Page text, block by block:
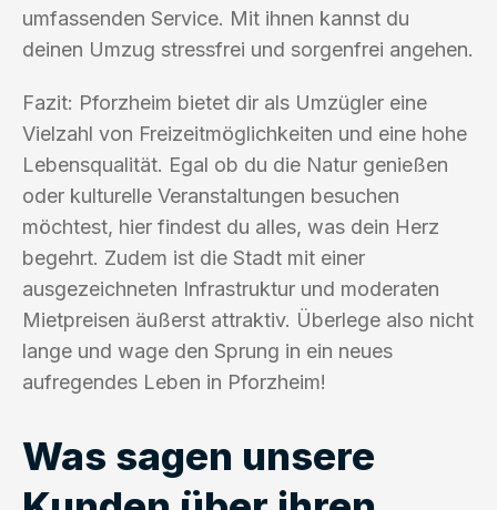
umfassenden Service. Mit ihnen kannst du
deinen Umzug stressfrei und sorgenfrei angehen.
Fazit: Pforzheim bietet dir als Umzügler eine
Vielzahl von Freizeitmöglichkeiten und eine hohe
Lebensqualität. Egal ob du die Natur genießen
oder kulturelle Veranstaltungen besuchen
möchtest, hier findest du alles, was dein Herz
begehrt. Zudem ist die Stadt mit einer
ausgezeichneten Infrastruktur und moderaten
Mietpreisen äußerst attraktiv. Überlege also nicht
lange und wage den Sprung in ein neues
aufregendes Leben in Pforzheim!
Was sagen unsere